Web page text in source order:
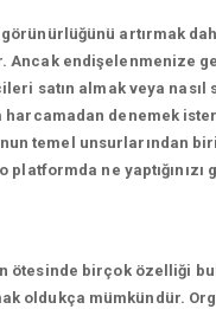
artırmak
Ancak
satın almak veya nasıl
denemek
temel unsurlarından
ne yaptığınızı
birçok özelliği
oldukça mümkündür.